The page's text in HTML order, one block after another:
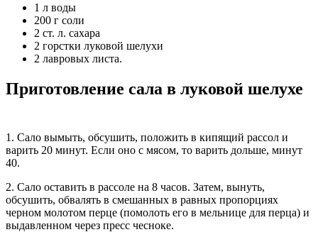
1 л воды
200 г соли
2 ст. л. сахара
2 горстки луковой шелухи
2 лавровых листа.
Приготовление сала в луковой шелухе
1. Сало вымыть, обсушить, положить в кипящий рассол и
варить 20 минут. Если оно с мясом, то варить дольше, минут
40.
2. Сало оставить в рассоле на 8 часов. Затем, вынуть,
обсушить, обвалять в смешанных в равных пропорциях
черном молотом перце (помолоть его в мельнице для перца) и
выдавленном через пресс чесноке.